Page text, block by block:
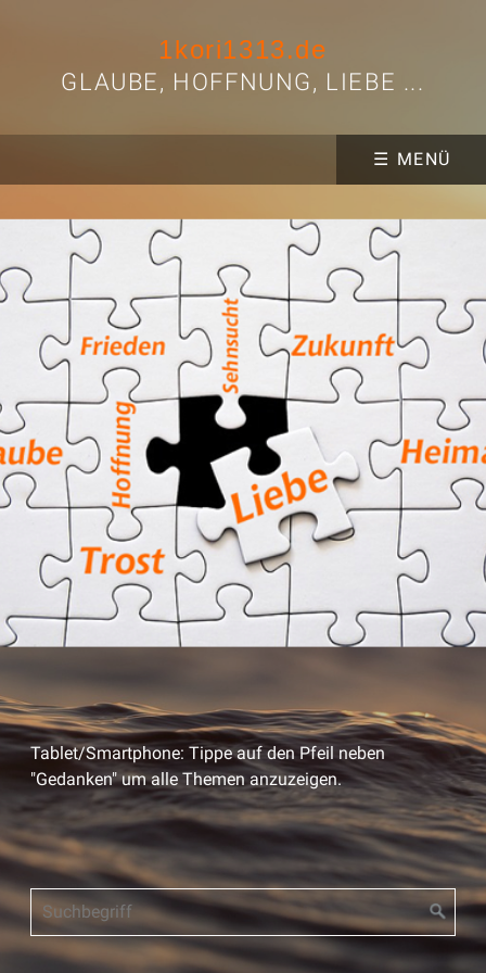
1kori1313.de
GLAUBE, HOFFNUNG, LIEBE ...
☰ MENÜ
Tablet/Smartphone: Tippe auf den Pfeil neben
"Gedanken" um alle Themen anzuzeigen.